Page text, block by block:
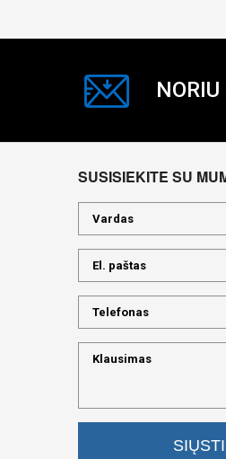
SUSISIEKITE SU